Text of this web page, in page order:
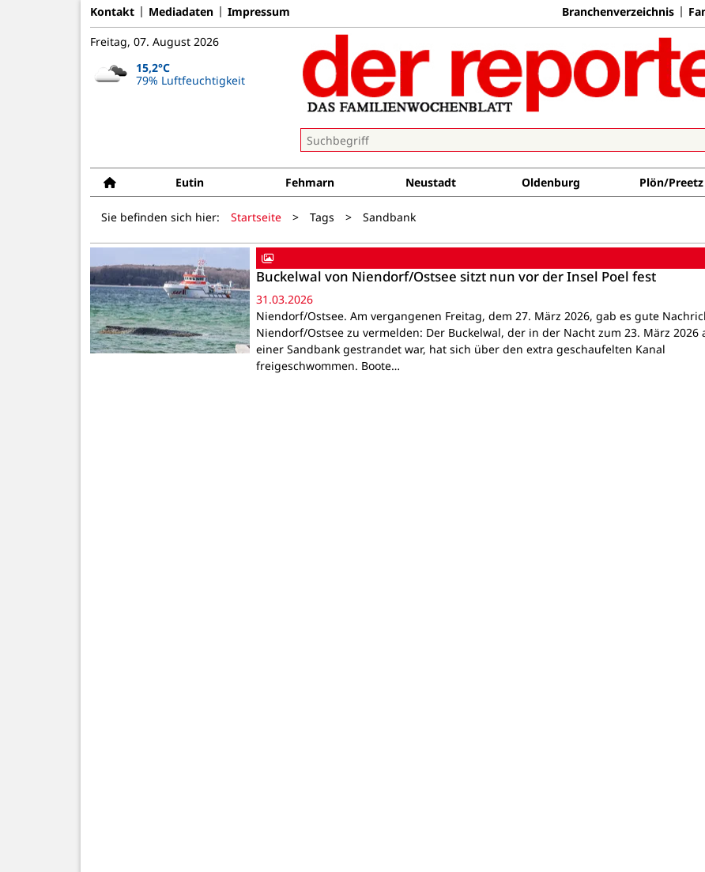
Kontakt Mediadaten Impressum Branchenverzeichnis
Freitag, 07. August 2026
15,2°C
79% Luftfeuchtigkeit
Eutin Fehmarn Neustadt Oldenburg Plön/Preetz
Sie befinden sich hier: Startseite > Tags > Sandbank
Buckelwal von Niendorf/Ostsee sitzt nun vor der Insel Poel fest
31.03.2026
Niendorf/Ostsee. Am vergangenen Freitag, dem 27. März 2026, gab es gute
Niendorf/Ostsee zu vermelden: Der Buckelwal, der in der Nacht zum 23. März 2026
einer Sandbank gestrandet war, hat sich über den extra geschaufelten Kanal
freigeschwommen. Boote…